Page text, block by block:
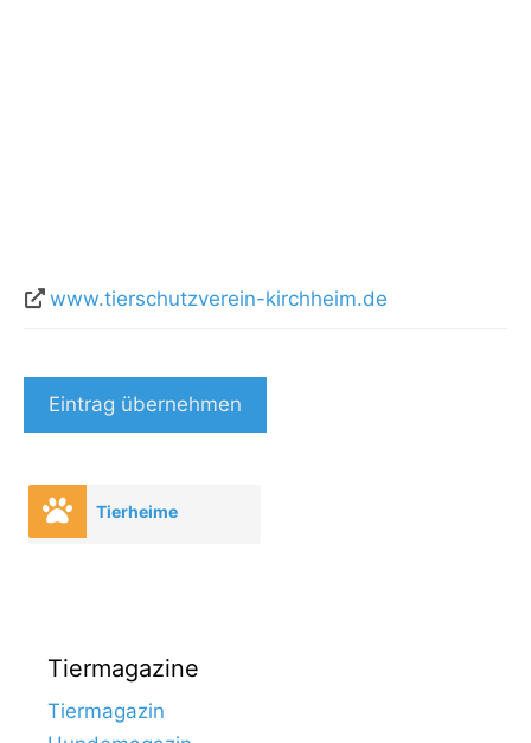
www.tierschutzverein-kirchheim.de
Eintrag übernehmen
Tierheime
Tiermagazine
Tiermagazin